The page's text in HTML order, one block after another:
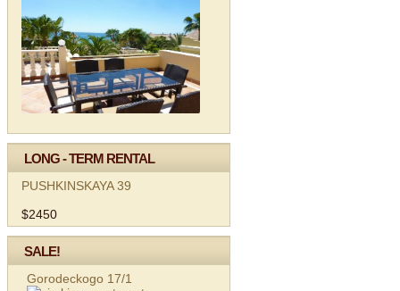
LONG - TERM RENTAL
PUSHKINSKAYA 39
$2450
SALE!
Gorodeckogo 17/1